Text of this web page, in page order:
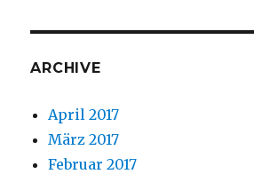
ARCHIVE
April 2017
März 2017
Februar 2017